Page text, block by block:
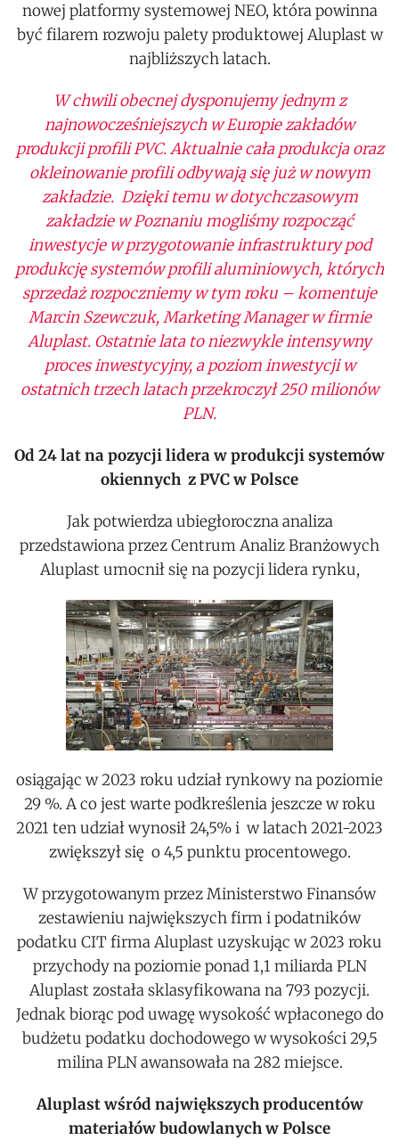
nowej platformy systemowej NEO, która powinna
być filarem rozwoju palety produktowej Aluplast w
najbliższych latach.
W chwili obecnej dysponujemy jednym z
najnowocześniejszych w Europie zakładów
produkcji profili PVC. Aktualnie cała produkcja oraz
okleinowanie profili odbywają się już w nowym
zakładzie. Dzięki temu w dotychczasowym
zakładzie w Poznaniu mogliśmy rozpocząć
inwestycje w przygotowanie infrastruktury pod
produkcję systemów profili aluminiowych, których
sprzedaż rozpoczniemy w tym roku – komentuje
Marcin Szewczuk, Marketing Manager w firmie
Aluplast. Ostatnie lata to niezwykle intensywny
proces inwestycyjny, a poziom inwestycji w
ostatnich trzech latach przekroczył 250 milionów
PLN.
Od 24 lat na pozycji lidera w produkcji systemów
okiennych z PVC w Polsce
Jak potwierdza ubiegłoroczna analiza
przedstawiona przez Centrum Analiz Branżowych
Aluplast umocnił się na pozycji lidera rynku,
osiągając w 2023 roku udział rynkowy na poziomie
29 %. A co jest warte podkreślenia jeszcze w roku
2021 ten udział wynosił 24,5% i w latach 2021-2023
zwiększył się o 4,5 punktu procentowego.
W przygotowanym przez Ministerstwo Finansów
zestawieniu największych firm i podatników
podatku CIT firma Aluplast uzyskując w 2023 roku
przychody na poziomie ponad 1,1 miliarda PLN
Aluplast została sklasyfikowana na 793 pozycji.
Jednak biorąc pod uwagę wysokość wpłaconego do
budżetu podatku dochodowego w wysokości 29,5
milina PLN awansowała na 282 miejsce.
Aluplast wśród największych producentów
materiałów budowlanych w Polsce